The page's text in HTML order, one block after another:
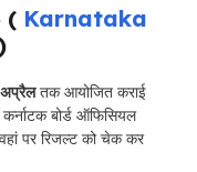
( Karnataka
अप्रैलतक आयोजित कराई
बोर्ड ऑफिसियल
वहां पर रिजल्ट को चेक कर